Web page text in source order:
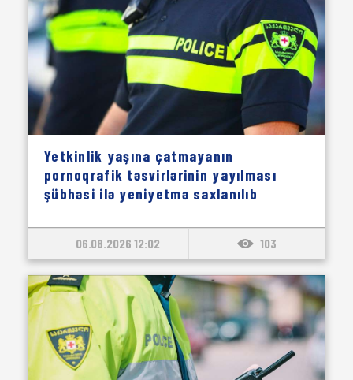
Yetkinlik yaşına çatmayanın
pornoqrafik təsvirlərinin yayılması
şübhəsi ilə yeniyetmə saxlanılıb
06.08.2026 12:02 103